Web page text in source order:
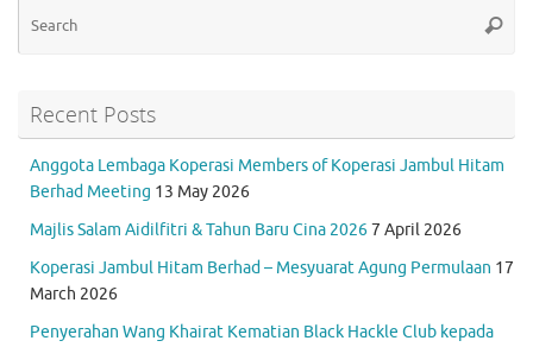
Recent Posts
Anggota Lembaga Koperasi Members of Koperasi Jambul Hitam
Berhad Meeting 13 May 2026
Majlis Salam Aidilfitri & Tahun Baru Cina 20267 April 2026
Koperasi Jambul Hitam Berhad – Mesyuarat Agung Permulaan 17
March 2026
Penyerahan Wang Khairat Kematian Black Hackle Club kepada